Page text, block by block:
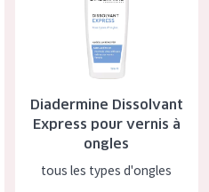
Diadermine Dissolvant
Express pour vernis à
ongles
tous les types d'ongles